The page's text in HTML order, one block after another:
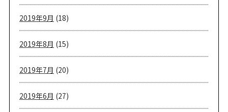
2019年9月 (18)
2019年8月 (15)
2019年7月 (20)
2019年6月 (27)